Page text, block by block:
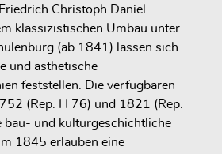
Christoph Daniel
klassizistischen Umbau unter
(ab 1841) lassen sich
und ästhetische
feststellen. Die verfügbaren
(Rep. H 76) und 1821 (Rep.
bau- und kulturgeschichtliche
1845 erlauben eine